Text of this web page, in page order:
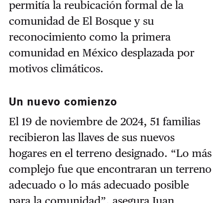
permitía la reubicación formal de la
comunidad de El Bosque y su
reconocimiento como la primera
comunidad en México desplazada por
motivos climáticos.
Un nuevo comienzo
El 19 de noviembre de 2024, 51 familias
recibieron las llaves de sus nuevos
hogares en el terreno designado. “Lo más
complejo fue que encontraran un terreno
adecuado o lo más adecuado posible